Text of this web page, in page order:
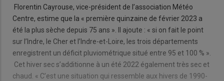
Florentin Cayrouse, vice-président de l’association Météo
Centre, estime que la « première quinzaine de février 2023 a
été la plus sèche depuis 75 ans ». Il ajoute : « si on fait le point
sur l’Indre, le Cher et l’Indre-et-Loire, les trois départements
enregistrent un déficit pluviométrique situé entre 95 et 100 % ».
Cet hiver sec s’additionne à un été 2022 également très sec et
chaud. « C’est une situation qui ressemble aux hivers de 1990-